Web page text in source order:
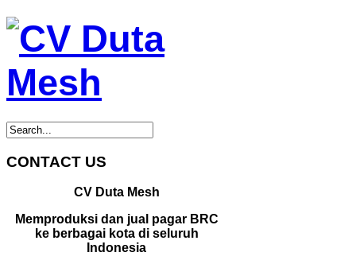
CONTACT US
CV Duta Mesh
Memproduksi dan jual pagar BRC
ke berbagai kota di seluruh
Indonesia